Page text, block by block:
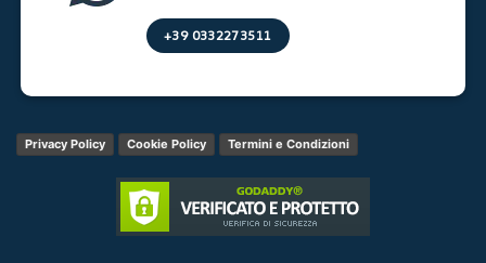
+39 0332273511
Privacy Policy Cookie Policy Termini e Condizioni